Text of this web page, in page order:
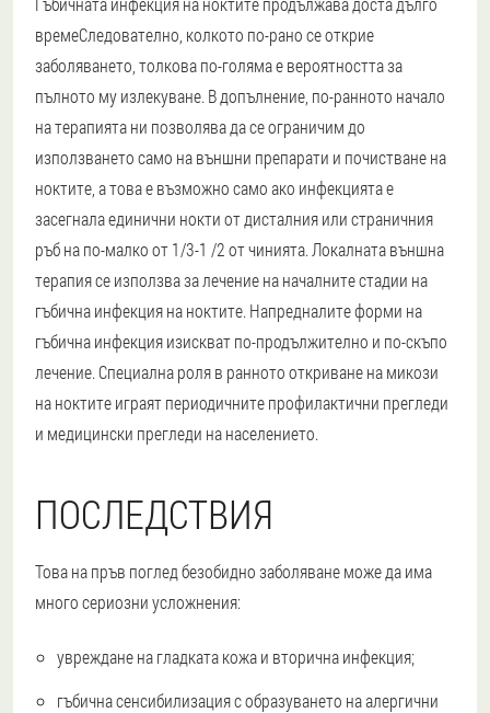
времеСледователно, колкото по-рано се открие
заболяването, толкова по-голяма е вероятността за
пълното му излекуване. В допълнение, по-ранното начало
на терапията ни позволява да се ограничим до
използването само на външни препарати и почистване на
ноктите, а това е възможно само ако инфекцията е
засегнала единични нокти от дисталния или страничния
ръб на по-малко от 1/3-1 /2 от чинията. Локалната външна
терапия се използва за лечение на началните стадии на
гъбична инфекция на ноктите. Напредналите форми на
гъбична инфекция изискват по-продължително и по-скъпо
лечение. Специална роля в ранното откриване на микози
на ноктите играят периодичните профилактични прегледи
и медицински прегледи на населението.
ПОСЛЕДСТВИЯ
Това на пръв поглед безобидно заболяване може да има
много сериозни усложнения:
увреждане на гладката кожа и вторична инфекция;
гъбична сенсибилизация с образуването на алергични